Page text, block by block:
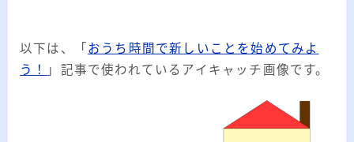
以下は、「 おうち時間で新しいことを始めてみよ
う！
」記事で使われているアイキャッチ画像です。